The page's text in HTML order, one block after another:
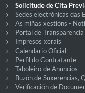
Solicitude de Cita
Sedes electrónicas das
As miñas xestións -
Portal de Transparencia
Impresos xerais
Calendario Oficial
Perfil do Contratante
Taboleiro de Anuncios
Buzón de Suxerencias,
Verificación de